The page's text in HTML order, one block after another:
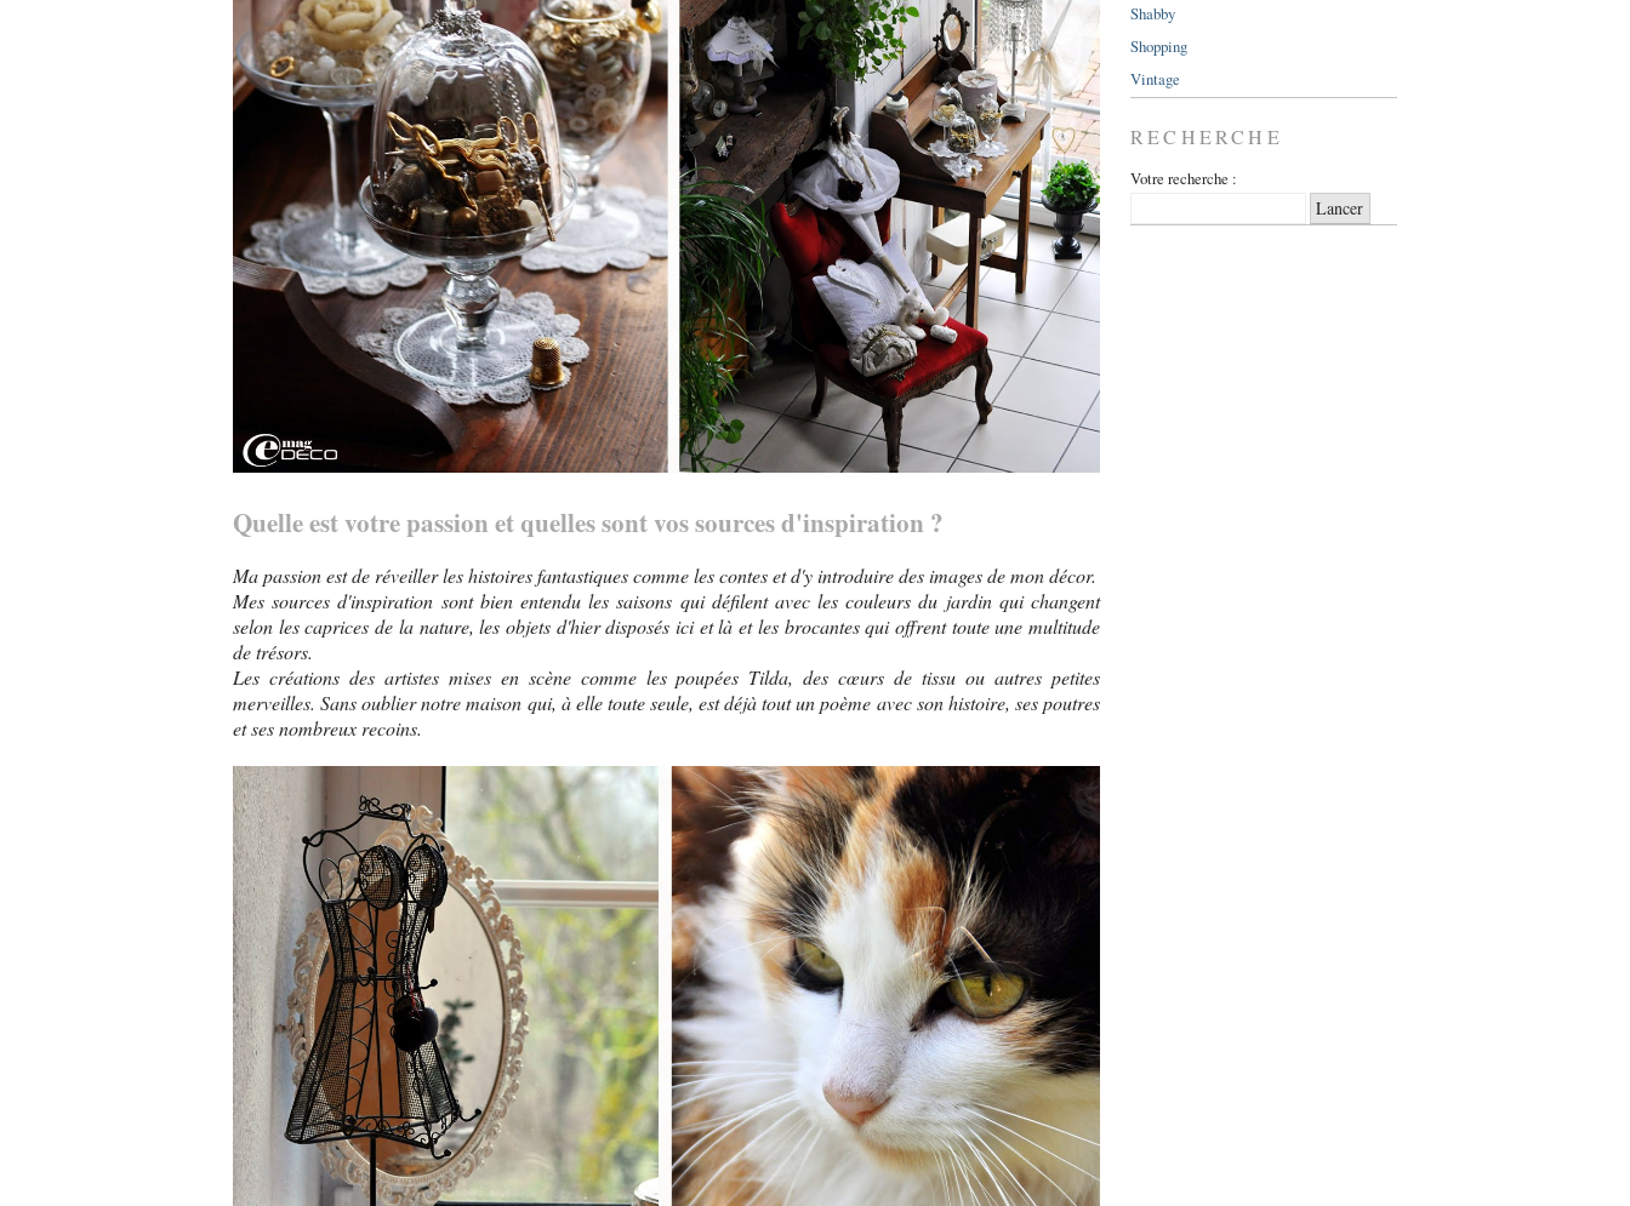
Quelle est votre passion et quelles sont vos sources d'inspiration ?
Ma passion est de réveiller les histoires fantastiques comme les contes et d'y introduire des images de mon décor.
Mes sources d'inspiration sont bien entendu les saisons qui défilent avec les couleurs du jardin qui changent
selon les caprices de la nature, les objets d'hier disposés ici et là et les brocantes qui offrent toute une multitude
de trésors.
Les créations des artistes mises en scène comme les poupées Tilda, des cœurs de tissu ou autres petites
merveilles. Sans oublier notre maison qui, à elle toute seule, est déjà tout un poème avec son histoire, ses poutres
et ses nombreux recoins.
Shabby
Shopping
Vintage
RECHERCHE
Votre recherche :